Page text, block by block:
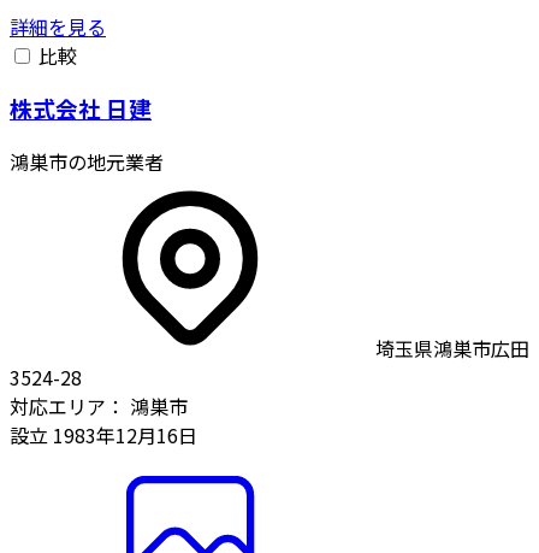
詳細を見る
比較
株式会社 日建
鴻巣市の地元業者
埼玉県鴻巣市広田
3524-28
対応エリア： 鴻巣市
設立 1983年12月16日